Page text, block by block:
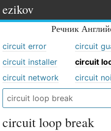
ezikov
Речник
circuit error circuit
circuit installer
circuit
circuit network
circuit
circuit loop break